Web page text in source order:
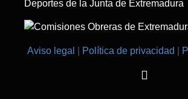
Aviso legal Política de privacidad